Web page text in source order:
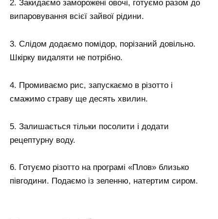
2. Закидаємо заморожені овочі, готуємо разом до
випаровування всієї зайвої рідини.
3. Слідом додаємо помідор, порізаний довільно.
Шкірку видаляти не потрібно.
4. Промиваємо рис, запускаємо в різотто і
смажимо страву ще десять хвилин.
5. Залишається тільки посолити і додати
рецептурну воду.
6. Готуємо різотто на програмі «Плов» близько
півгодини. Подаємо із зеленню, натертим сиром.